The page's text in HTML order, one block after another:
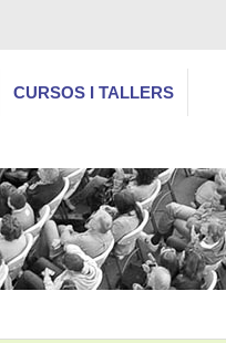
CURSOS I TALLERS